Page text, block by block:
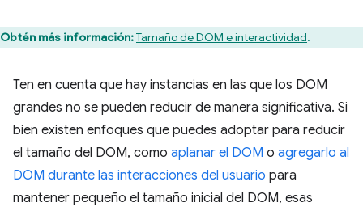
Obtén más información:Tamaño de DOM e interactividad.
Ten en cuenta que hay instancias en las que los DOM
grandes no se pueden reducir de manera significativa. Si
bien existen enfoques que puedes adoptar para reducir
el tamaño del DOM, como aplanar el DOM o agregarlo al
DOM durante las interacciones del usuario para
mantener pequeño el tamaño inicial del DOM, esas